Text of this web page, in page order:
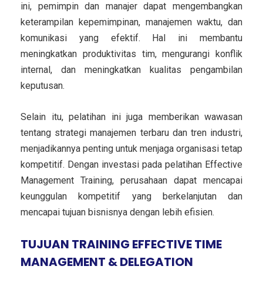
ini, pemimpin dan manajer dapat mengembangkan
keterampilan kepemimpinan, manajemen waktu, dan
komunikasi yang efektif. Hal ini membantu
meningkatkan produktivitas tim, mengurangi konflik
internal, dan meningkatkan kualitas pengambilan
keputusan.
Selain itu, pelatihan ini juga memberikan wawasan
tentang strategi manajemen terbaru dan tren industri,
menjadikannya penting untuk menjaga organisasi tetap
kompetitif. Dengan investasi pada pelatihan Effective
Management Training, perusahaan dapat mencapai
keunggulan kompetitif yang berkelanjutan dan
mencapai tujuan bisnisnya dengan lebih efisien.
TUJUAN TRAINING EFFECTIVE TIME
MANAGEMENT & DELEGATION